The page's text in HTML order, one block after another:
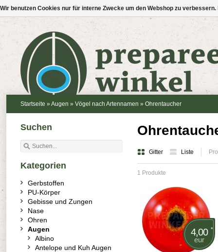
Startseite » Augen » Vögel nach Artennamen » Ohrentaucher
Gitter Liste
1 Produkte
4,00 *
eur
Suchen
Kategorien
Gerbstoffen
PU-Körper
Gebisse und Zungen
Nase
Ohren
Augen
Albino
Antelope und Kuh Augen
Wir benutzen Cookies nur für interne Zwecke um den Webshop zu